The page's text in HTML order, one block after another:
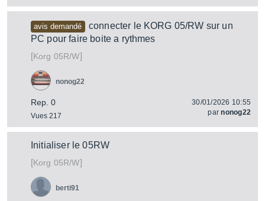
avis demandé
connecter le KORG 05/RW sur un
PC pour faire boite a rythmes
[Korg 05R/W]
Rep. 0
Vues 217
nonog22
30/01/2026 10:55
parnonog22
Initialiser le 05RW
[Korg 05R/W]
berti91